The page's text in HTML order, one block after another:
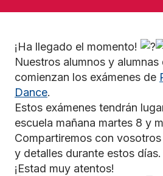
¡Ha llegado el momento!
Nuestros alumnos y alumnas
comienzan los exámenes de
Dance.
Estos exámenes tendrán
escuela mañana martes 8 y
Compartiremos con
y detalles durante estos días.
¡Estad muy atentos!